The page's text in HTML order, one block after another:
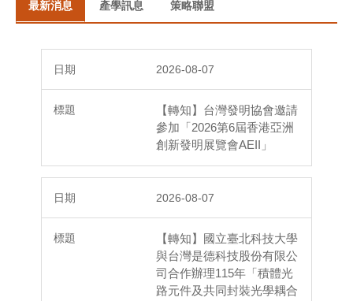
連絡我們
最新消息 產學訊息 策略聯盟
2026-08-07
【轉知】台灣發明協會邀請
參加「2026第6屆香港亞洲
創新發明展覽會AEII」
2026-08-07
【轉知】國立臺北科技大學
與台灣是德科技股份有限公
司合作辦理115年「積體光
路元件及共同封裝光學耦合